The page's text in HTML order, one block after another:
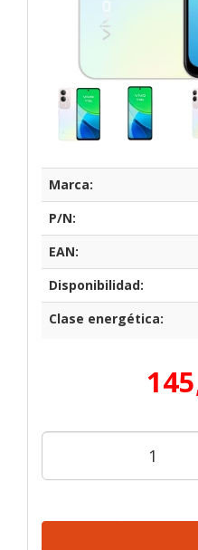
Marca:
P/N:
EAN:
Disponibilidad:
Clase energética: